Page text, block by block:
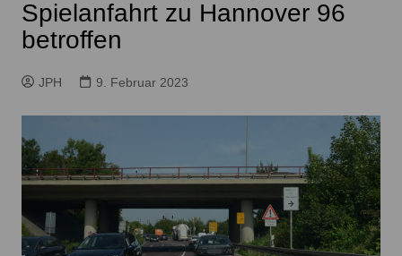
Spielanfahrt zu Hannover 96
betroffen
JPH 9. Februar 2023